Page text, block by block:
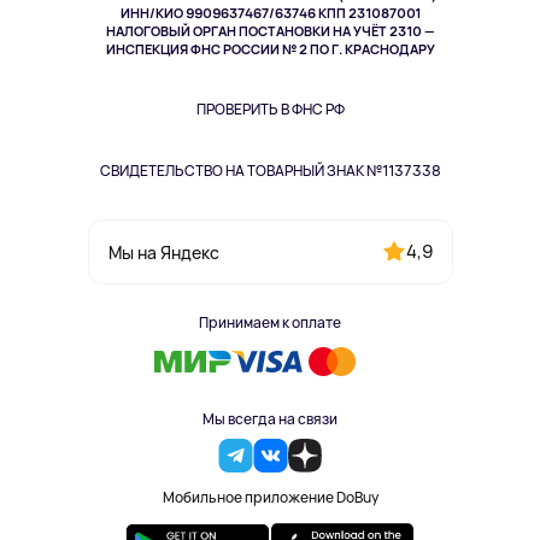
ИНН/КИО 9909637467/63746 КПП 231087001
НАЛОГОВЫЙ ОРГАН ПОСТАНОВКИ НА УЧЁТ 2310 —
ИНСПЕКЦИЯ ФНС РОССИИ № 2 ПО Г. КРАСНОДАРУ
ПРОВЕРИТЬ В ФНС РФ
СВИДЕТЕЛЬСТВО НА ТОВАРНЫЙ ЗНАК №1137338
Мы на Яндекс 4,9
Принимаем к оплате
Мы всегда на связи
Мобильное приложение DoBuy
Здоровье питомцев
Одежда и аксессуары